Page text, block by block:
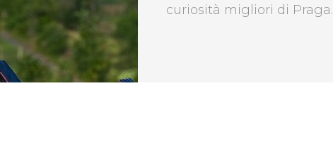
curiosità migliori di Praga.